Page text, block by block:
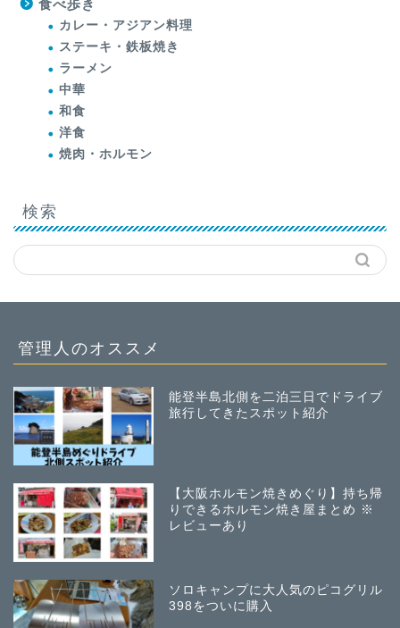
食べ歩き
カレー・アジアン料理
ステーキ・鉄板焼き
ラーメン
中華
和食
洋食
焼肉・ホルモン
検索
管理人のオススメ
能登半島北側を二泊三日でドライブ
旅行してきたスポット紹介
【大阪ホルモン焼きめぐり】持ち帰
りできるホルモン焼き屋まとめ ※
レビューあり
ソロキャンプに大人気のピコグリル
398をついに購入